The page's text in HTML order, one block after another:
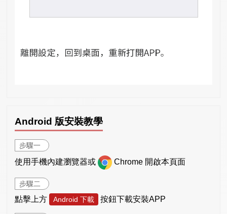
Android 版安裝教學
步驟一
使用手機內建瀏覽器或 Chrome 開啟本頁面
步驟二
點擊上方 Android 下載 按鈕下載安裝APP